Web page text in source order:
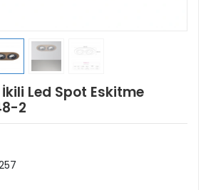
İkili Led Spot Eskitme
2